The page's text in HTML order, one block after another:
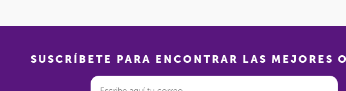
SUSCRÍBETE PARA ENCONTRAR LAS MEJORES